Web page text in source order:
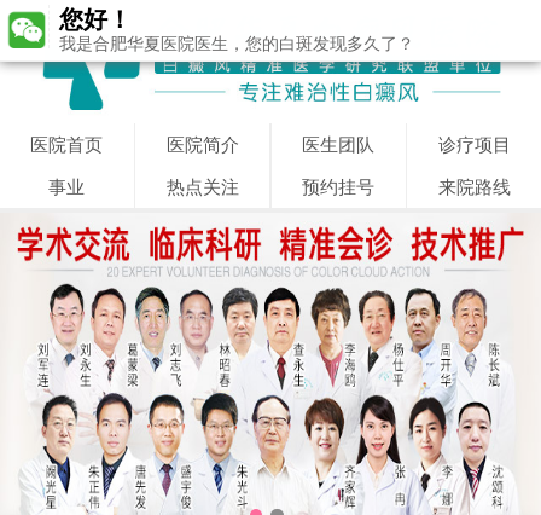
医院首页 医院简介 医生团队 诊疗项目
事业 热点关注 预约挂号 来院路线
您好！
我是合肥华夏医院医生，您的白斑发现多久了？